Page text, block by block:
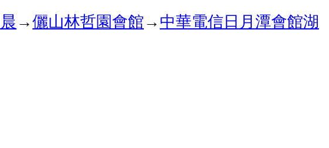
晨→儷山林哲園會館→中華電信日月潭會館湖